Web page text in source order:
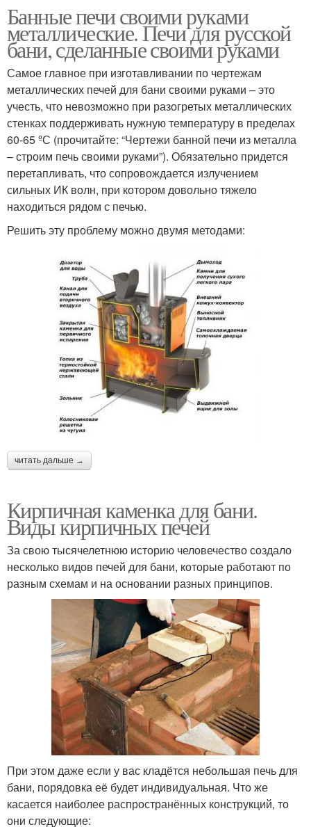
Банные печи своими руками
металлические. Печи для русской
бани, сделанные своими руками
Самое главное при изготавливании по чертежам
металлических печей для бани своими руками – это
учесть, что невозможно при разогретых металлических
стенках поддерживать нужную температуру в пределах
60-65 ºС (прочитайте: “Чертежи банной печи из металла
– строим печь своими руками”). Обязательно придется
перетапливать, что сопровождается излучением
сильных ИК волн, при котором довольно тяжело
находиться рядом с печью.
Решить эту проблему можно двумя методами:
читать дальше →
Кирпичная каменка для бани.
Виды кирпичных печей
За свою тысячелетнюю историю человечество создало
несколько видов печей для бани, которые работают по
разным схемам и на основании разных принципов.
При этом даже если у вас кладётся небольшая печь для
бани, порядовка её будет индивидуальная. Что же
касается наиболее распространённых конструкций, то
они следующие: